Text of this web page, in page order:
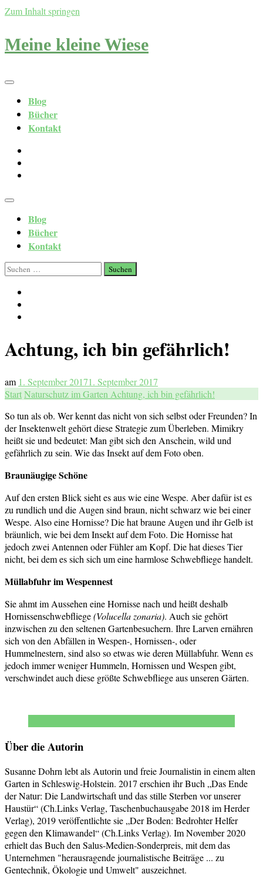
Zum Inhalt springen
Meine kleine Wiese
Blog
Bücher
Kontakt
Blog
Bücher
Kontakt
Suchen
nach:
Achtung, ich bin gefährlich!
am 1. September 20171. September 2017
StartNaturschutz im Garten Achtung, ich bin gefährlich!
So tun als ob. Wer kennt das nicht von sich selbst oder Freunden? In
der Insektenwelt gehört diese Strategie zum Überleben. Mimikry
heißt sie und bedeutet: Man gibt sich den Anschein, wild und
gefährlich zu sein. Wie das Insekt auf dem Foto oben.
Braunäugige Schöne
Auf den ersten Blick sieht es aus wie eine Wespe. Aber dafür ist es
zu rundlich und die Augen sind braun, nicht schwarz wie bei einer
Wespe. Also eine Hornisse? Die hat braune Augen und ihr Gelb ist
bräunlich, wie bei dem Insekt auf dem Foto. Die Hornisse hat
jedoch zwei Antennen oder Fühler am Kopf. Die hat dieses Tier
nicht, bei dem es sich sich um eine harmlose Schwebfliege handelt.
Müllabfuhr im Wespennest
Sie ahmt im Aussehen eine Hornisse nach und heißt deshalb
Hornissenschwebfliege(Volucella zonaria). Auch sie gehört
inzwischen zu den seltenen Gartenbesuchern. Ihre Larven ernähren
sich von den Abfällen in Wespen-, Hornissen-, oder
Hummelnestern, sind also so etwas wie deren Müllabfuhr. Wenn es
jedoch immer weniger Hummeln, Hornissen und Wespen gibt,
verschwindet auch diese größte Schwebfliege aus unseren Gärten.
Über die Autorin
Susanne Dohrn lebt als Autorin und freie Journalistin in einem alten
Garten in Schleswig-Holstein. 2017 erschien ihr Buch „Das Ende
der Natur: Die Landwirtschaft und das stille Sterben vor unserer
Haustür“ (Ch.Links Verlag, Taschenbuchausgabe 2018 im Herder
Verlag), 2019 veröffentlichte sie „Der Boden: Bedrohter Helfer
gegen den Klimawandel“ (Ch.Links Verlag). Im November 2020
erhielt das Buch den Salus-Medien-Sonderpreis, mit dem das
Unternehmen "herausragende journalistische Beiträge ... zu
Gentechnik, Ökologie und Umwelt" auszeichnet.